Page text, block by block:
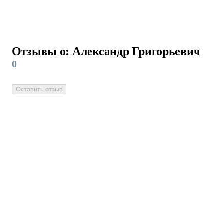
Отзывы о: Александр Григорьевич
0
Оставить отзыв